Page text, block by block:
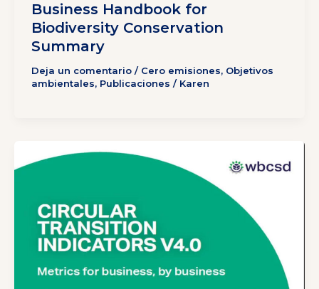
Business Handbook for
Biodiversity Conservation
Summary
Deja un comentario / Cero emisiones, Objetivos
ambientales, Publicaciones / Karen